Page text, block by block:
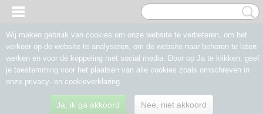
Wij maken gebruik van cookies om onze website te verbeteren, om het
verkeer op de website te analyseren, om de website naar behoren te laten
werken en voor de koppeling met social media. Door op Ja te klikken, geef
je toestemming voor het plaatsen van alle cookies zoals omschreven in
onze privacy- en cookieverklaring.
Ja, ik ga akkoord Nee, niet akkoord